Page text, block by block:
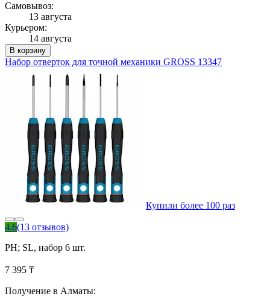
Самовывоз:
13 августа
Курьером:
14 августа
В корзину
Набор отверток для точной механики GROSS 13347
Купили более 100 раз
4.6(13 отзывов)
PH; SL, набор 6 шт.
7 395 ₸
Получение в Алматы: